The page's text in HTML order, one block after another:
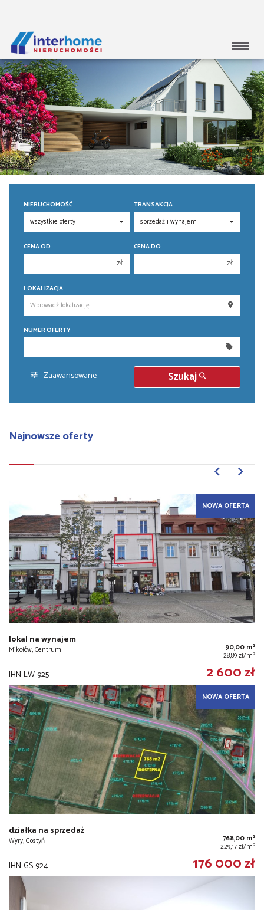
NIERUCHOMOŚĆ TRANSAKCJA
CENA OD
zł
250 000 zł
300 000 zł
400 000 zł
CENA DO
zł
250 000 zł
300 000 zł
400 000 zł
450 000 zł
LOKALIZACJA
NUMER OFERTY
Zaawansowane Szukaj
Najnowsze oferty
NOWA OFERTA
lokal na wynajem
Mikołów, Centrum 90,00 m2
28,89 zł/m2
IHN-LW-925 2 600 zł
NOWA OFERTA
działka na sprzedaż
Wyry, Gostyń 768,00 m2
229,17 zł/m2
IHN-GS-924 176 000 zł